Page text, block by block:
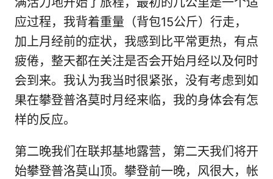
应过程，我背着重量（背包15公斤）行走，
加上月经前的症状，我感到比平常更热，有点
疲倦，整天都在关注是否会开始月经以及何时
会到来。我认为我当时很紧张，没有考虑到如
果在攀登普洛莫时月经来临，我的身体会有怎
样的反应。
第二晚我们在联邦基地露营，第二天我们将开
始攀登普洛莫山顶。攀登前一晚，风很大，帐